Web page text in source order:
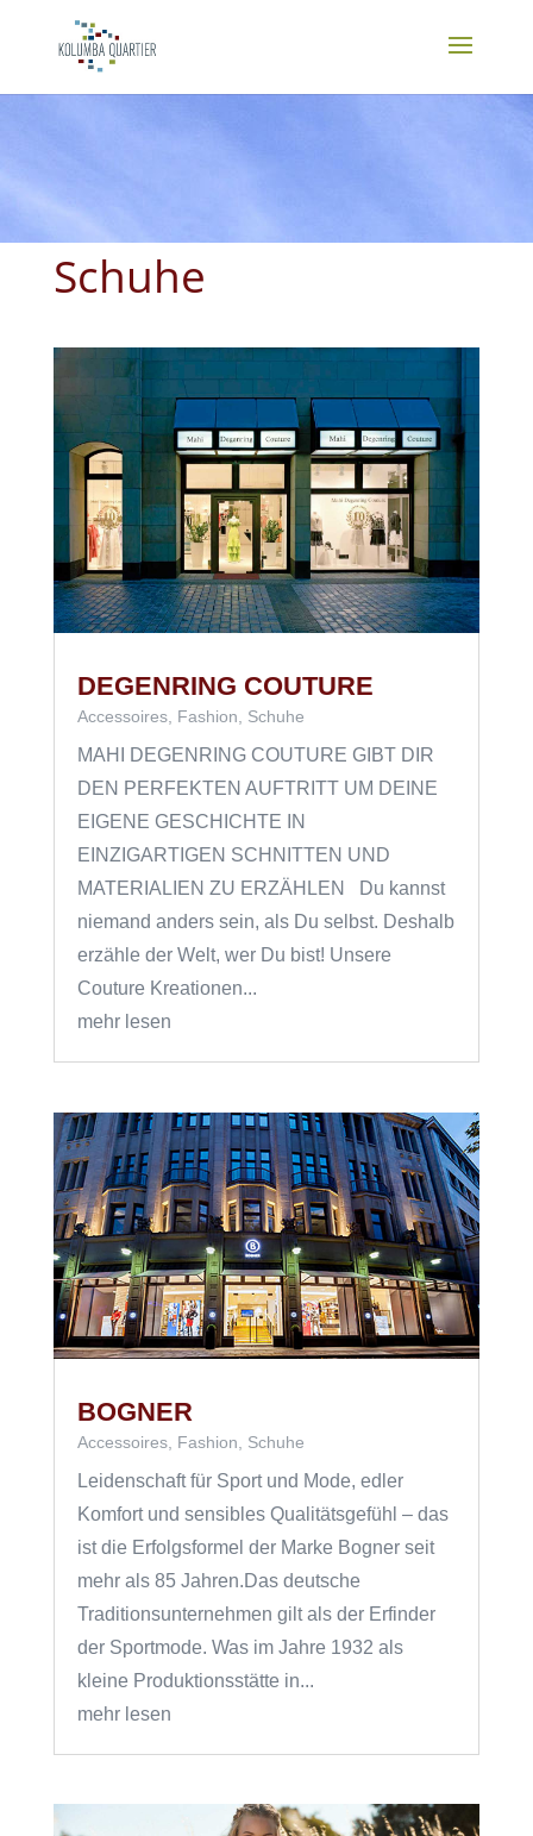
Schuhe
DEGENRING COUTURE
Accessoires, Fashion, Schuhe
MAHI DEGENRING COUTURE GIBT DIR
DEN PERFEKTEN AUFTRITT UM DEINE
EIGENE GESCHICHTE IN
EINZIGARTIGEN SCHNITTEN UND
MATERIALIEN ZU ERZÄHLEN Du kannst
niemand anders sein, als Du selbst. Deshalb
erzähle der Welt, wer Du bist! Unsere
Couture Kreationen...
mehr lesen
BOGNER
Accessoires, Fashion Schuhe
Leidenschaft für Sport und Mode, edler
Komfort und sensibles Qualitätsgefühl – das
ist die Erfolgsformel der Marke Bogner seit
mehr als 85 Jahren.Das deutsche
Traditionsunternehmen gilt als der Erfinder
der Sportmode. Was im Jahre 1932 als
kleine Produktionsstätte in...
mehr lesen